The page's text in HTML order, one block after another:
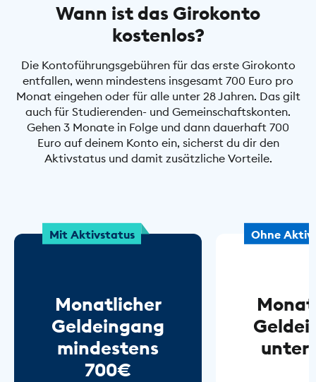
Wann ist das Girokonto
kostenlos?
Die Kontoführungsgebühren für das erste Girokonto
entfallen, wenn mindestens insgesamt 700 Euro pro
Monat eingehen oder für alle unter 28 Jahren. Das gilt
auch für Studierenden- und Gemeinschaftskonten.
Gehen 3 Monate in Folge und dann dauerhaft 700
Euro auf deinem Konto ein, sicherst du dir den
Aktivstatus und damit zusätzliche Vorteile.
Mit Aktivstatus
Monatlicher
Geldeingang
mindestens
700€
Ohne
unter